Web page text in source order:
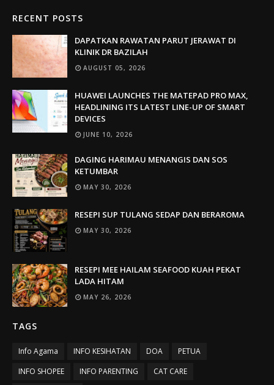
RECENT POSTS
DAPATKAN RAWATAN PARUT JERAWAT DI
KLINIK DR BAZILAH
AUGUST 05, 2026
HUAWEI LAUNCHES THE MATEPAD PRO MAX,
HEADLINING ITS LATEST LINE-UP OF SMART
DEVICES
JUNE 10, 2026
DAGING HARIMAU MENANGIS DAN SOS
KETUMBAR
MAY 30, 2026
RESEPI SUP TULANG SEDAP DAN BERAROMA
MAY 30, 2026
RESEPI MEE HAILAM SEAFOOD KUAH PEKAT
LADA HITAM
MAY 26, 2026
TAGS
Info Agama INFO KESIHATAN DOA
PETUA
INFO SHOPEE
INFO PARENTING
CAT CARE